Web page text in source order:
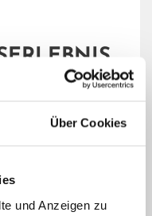
Über Cookies
und Anzeigen zu
öffentlichen